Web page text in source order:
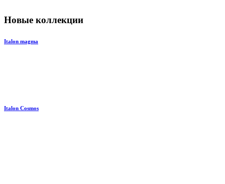
Новые коллекции
Italon magma
Italon Cosmos